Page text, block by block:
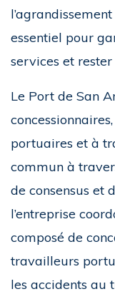
essentiel pour
services et
Le Port de San
portuaires et à
commun à
de consensus et
l’entreprise
composé de
travailleurs
les accidents au